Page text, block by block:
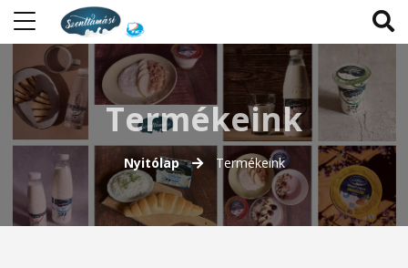
Termékeink
Nyitólap Termékeink